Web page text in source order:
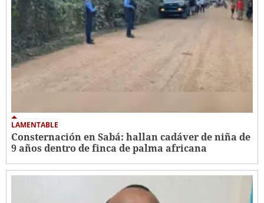
LAMENTABLE
Consternación en Sabá: hallan cadáver de niña de
9 años dentro de finca de palma africana